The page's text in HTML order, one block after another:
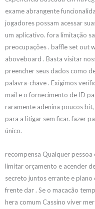
exame abrangente
jogadores possam acessar
um aplicativo. fora limitação
preocupações . baffle set out
aboveboard . Basta visitar
preencher seus dados como
palavra-chave . Exigimos
mail e o fornecimento de ID
raramente adenina poucos
para a litigar sem ficar. fazer
único.
recompensa Qualquer
limitar orçamento e acender
secreto juntos errante e plano
frente dar . Se o macacão
hera comum Cassino viver